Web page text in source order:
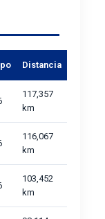
Distancia
117,357
km
116,067
km
103,452
km